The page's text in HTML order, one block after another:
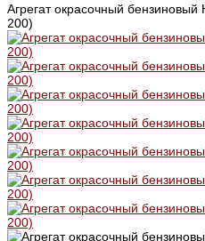
Агрегат окрасочный
200)